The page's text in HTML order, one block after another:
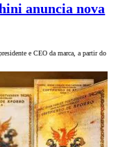
anuncia nova
e CEO da marca, a partir do